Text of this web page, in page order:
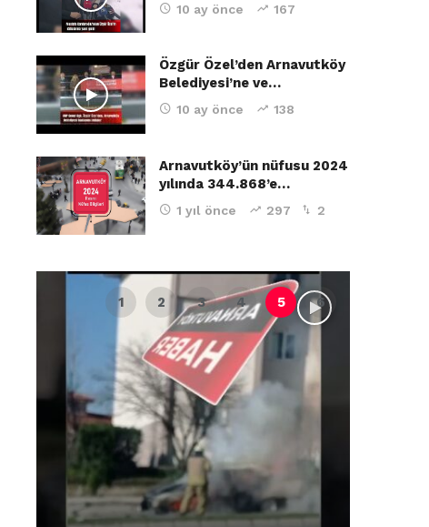
10 ay önce 167
Özgür Özel’den Arnavutköy
Belediyesi’ne ve…
10 ay önce 138
Arnavutköy’ün nüfusu 2024
yılında 344.868’e…
1 yıl önce 297 2